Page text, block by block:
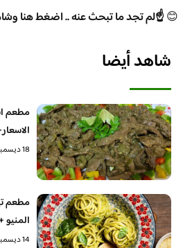
😊☝️لم تجد ما تبحث عنه .. اضغط هنا
شاهد أيضا
مطعم
18 ديسمبر، 2023
14 ديسمبر، 2023